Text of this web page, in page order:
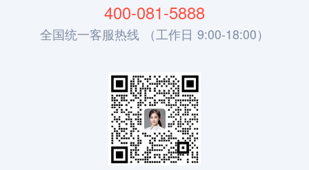
400-081-5888
全国统一客服热线 （工作日 9:00-18:00）